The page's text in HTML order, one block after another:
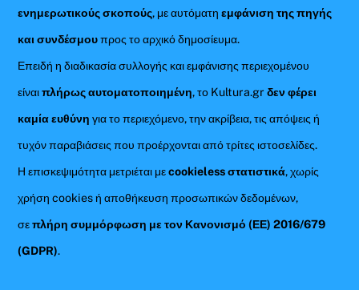
ενημερωτικούς σκοπούς, με αυτόματηεμφάνιση της πηγής
και συνδέσμουπρος το αρχικό δημοσίευμα.
Επειδή η διαδικασία συλλογής και εμφάνισης περιεχομένου
είναιπλήρως αυτοματοποιημένη, το Kultura.grδεν φέρει
καμία ευθύνη για το περιεχόμενο, την ακρίβεια, τις απόψεις ή
τυχόν παραβιάσεις που προέρχονται από τρίτες ιστοσελίδες.
Η επισκεψιμότητα μετριέται μεcookieless στατιστικά, χωρίς
χρήση cookies ή αποθήκευση προσωπικών δεδομένων,
σεπλήρη συμμόρφωση με τον Κανονισμό (ΕΕ) 2016/679
(GDPR).